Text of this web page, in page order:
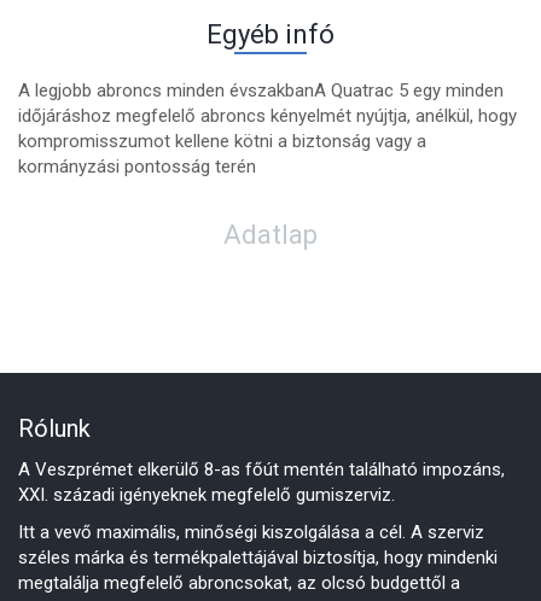
Egyéb infó
A legjobb abroncs minden évszakbanA Quatrac 5 egy minden
időjáráshoz megfelelő abroncs kényelmét nyújtja, anélkül, hogy
kompromisszumot kellene kötni a biztonság vagy a
kormányzási pontosság terén
Adatlap
Rólunk
A Veszprémet elkerülő 8-as főút mentén található impozáns,
XXI. századi igényeknek megfelelő gumiszerviz.
Itt a vevő maximális, minőségi kiszolgálása a cél. A szerviz
széles márka és termékpalettájával biztosítja, hogy mindenki
megtalálja megfelelő abroncsokat, az olcsó budgettől a